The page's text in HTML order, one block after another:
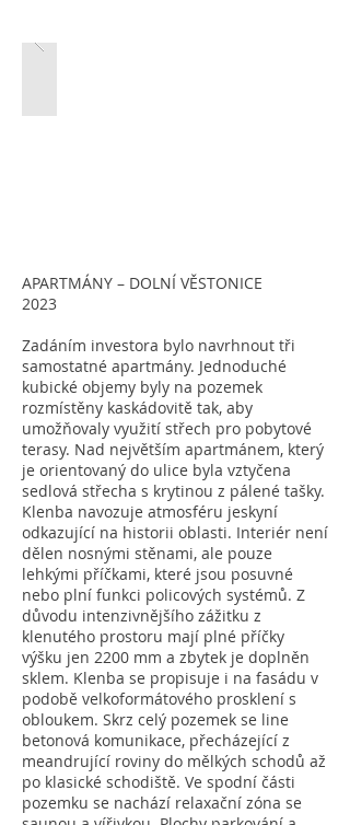
APARTMÁNY – DOLNÍ VĚSTONICE
2023
Zadáním investora bylo navrhnout tři
samostatné apartmány. Jednoduché
kubické objemy byly na pozemek
rozmístěny kaskádovitě tak, aby
umožňovaly využití střech pro pobytové
terasy. Nad největším apartmánem, který
je orientovaný do ulice byla vztyčena
sedlová střecha s krytinou z pálené tašky.
Klenba navozuje atmosféru jeskyní
odkazující na historii oblasti. Interiér není
dělen nosnými stěnami, ale pouze
lehkými příčkami, které jsou posuvné
nebo plní funkci policových systémů. Z
důvodu intenzivnějšího zážitku z
klenutého prostoru mají plné příčky
výšku jen 2200 mm a zbytek je doplněn
sklem. Klenba se propisuje i na fasádu v
podobě velkoformátového prosklení s
obloukem. Skrz celý pozemek se line
betonová komunikace, přecházející z
meandrující roviny do mělkých schodů až
po klasické schodiště. Ve spodní části
pozemku se nachází relaxační zóna se